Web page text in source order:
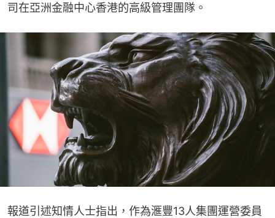
司在亞洲金融中心香港的高級管理團隊。
報道引述知情人士指出，作為滙豐13人集團運營委員